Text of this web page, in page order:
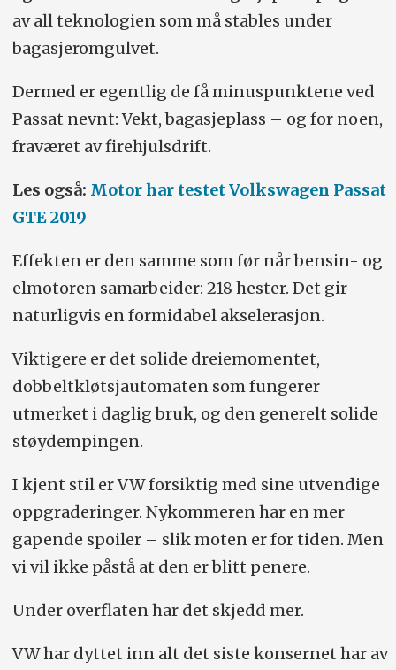
av all teknologien som må stables under
bagasjeromgulvet.
Dermed er egentlig de få minuspunktene ved
Passat nevnt: Vekt, bagasjeplass – og for noen,
fraværet av firehjulsdrift.
Les også: Motor har testetVolkswagen Passat
GTE 2019
Effekten er den samme som før når bensin- og
elmotoren samarbeider: 218 hester. Det gir
naturligvis en formidabel akselerasjon.
Viktigere er det solide dreiemomentet,
dobbeltkløtsjautomaten som fungerer
utmerket i daglig bruk, og den generelt solide
støydempingen.
I kjent stil er VW forsiktig med sine utvendige
oppgraderinger. Nykommeren har en mer
gapende spoiler – slik moten er for tiden. Men
vi vil ikke påstå at den er blitt penere.
Under overflaten har det skjedd mer.
VW har dyttet inn alt det siste konsernet har av